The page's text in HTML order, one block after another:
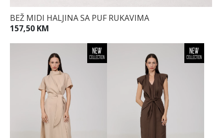
BEŽ MIDI HALJINA SA PUF RUKAVIMA
157,50 KM